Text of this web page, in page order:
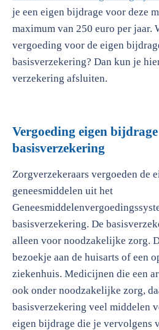
je een eigen bijdrage voor deze
maximum van 250 euro per jaar.
vergoeding voor de eigen
basisverzekering? Dan kun je
verzekering afsluiten.
Vergoeding eigen
basisverzekering
Zorgverzekeraars vergoeden de
geneesmiddelen uit het
basisverzekering. De
alleen voor noodzakelijke zorg.
bezoekje aan de huisarts of een
ziekenhuis. Medicijnen die een
ook onder noodzakelijke zorg,
basisverzekering veel middelen
eigen bijdrage die je vervolgens